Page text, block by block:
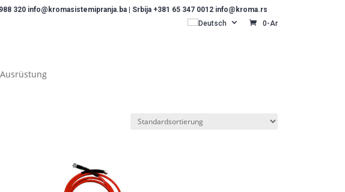
320 info@kromasistemipranja.ba | Srbija +381 65 347 0012 info@kroma.rs
Deutsch
0-Ar